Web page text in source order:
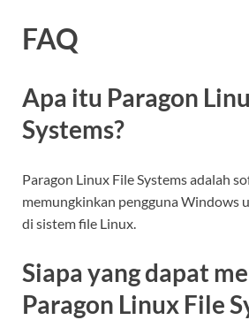
FAQ
Apa itu Paragon
Systems?
Paragon Linux File Systems adalah
memungkinkan pengguna Windows
di sistem file Linux.
Siapa yang dapat
Paragon Linux File